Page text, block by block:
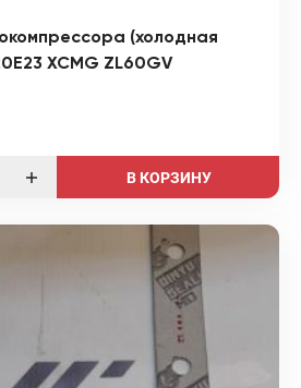
(холодная
XCMG ZL60GV
В КОРЗИНУ